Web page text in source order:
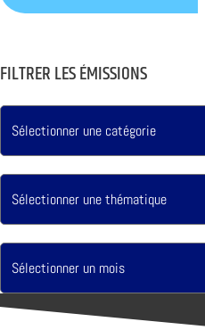
FILTRER LES ÉMISSIONS